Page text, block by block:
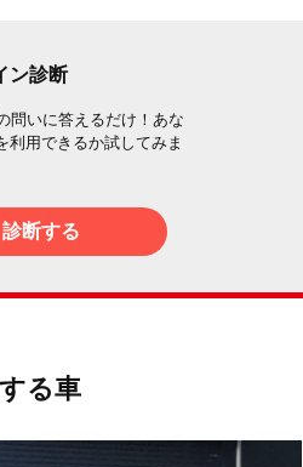
ン診断
問いに答えるだけ！あな
利用できるか試してみま
診断する
る車